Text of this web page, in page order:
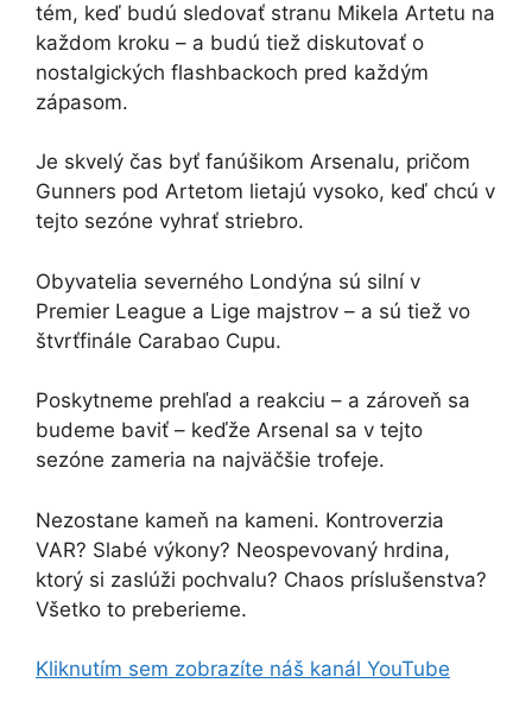
tém, keď budú sledovať stranu Mikela Artetu na
každom kroku – a budú tiež diskutovať o
nostalgických flashbackoch pred každým
zápasom.
Je skvelý čas byť fanúšikom Arsenalu, pričom
Gunners pod Artetom lietajú vysoko, keď chcú v
tejto sezóne vyhrať striebro.
Obyvatelia severného Londýna sú silní v
Premier League a Lige majstrov – a sú tiež vo
štvrťfinále Carabao Cupu.
Poskytneme prehľad a reakciu – a zároveň sa
budeme baviť – keďže Arsenal sa v tejto
sezóne zameria na najväčšie trofeje.
Nezostane kameň na kameni. Kontroverzia
VAR? Slabé výkony? Neospevovaný hrdina,
ktorý si zaslúži pochvalu? Chaos príslušenstva?
Všetko to preberieme.
Kliknutím sem zobrazíte náš kanál YouTube